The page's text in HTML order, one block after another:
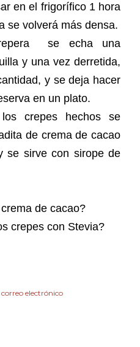
en el frigorífico 1 hora
se volverá más densa.
se echa una
y una vez derretida,
y se deja hacer
en un plato.
crepes hechos se
de crema de cacao
se sirve con sirope de
de cacao?
crepes con Stevia?
electrónico